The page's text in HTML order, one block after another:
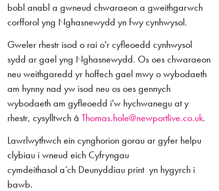
bobl anabl a gwneud chwaraeon a gweithgarwch
corfforol yng Nghasnewydd yn fwy cynhwysol.
Gweler rhestr isod o rai o'r cyfleoedd cynhwysol
sydd ar gael yng Nghasnewydd. Os oes chwaraeon
neu weithgaredd yr hoffech gael mwy o wybodaeth
am hynny nad yw isod neu os oes gennych
wybodaeth am gyfleoedd i'w hychwanegu at y
rhestr, cysylltwch â Thomas.hole@newportlive.co.uk.
Lawrlwythwch ein cynghorion gorau ar gyfer helpu
clybiau i wneud eich Cyfryngau
cymdeithasol a’ch Deunyddiau print yn hygyrch i
bawb.